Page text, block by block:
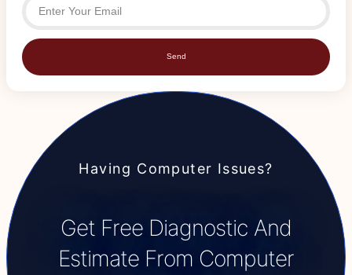
Send
Having Computer Issues?
Get Free Diagnostic And
Estimate From Computer